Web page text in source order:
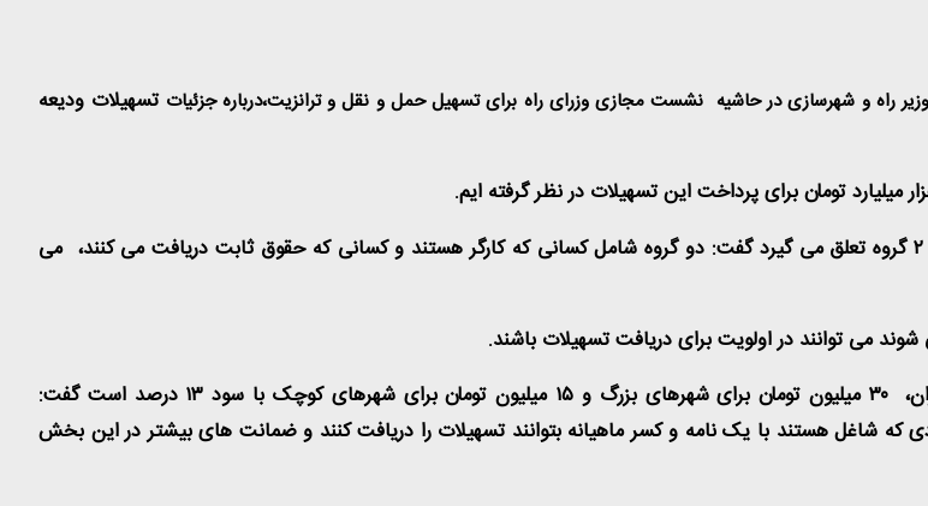
راه و شهرسازی در حاشیه نشست مجازی وزرای راه برا‌ی تسهیل حمل و نقل و ترانزیت،درباره جزئیاتتسهیلات ودیعه
اسلامی با بیان اینکه موضوع مهم در پرداخت این تسهیلات آن است که این وام به ۲ گروه تعلق می گیرد گفت: دو گروه شامل کسانی که کارگر هستند و کسانی که حقوق ثابت دریافت می کنند، می
می توانند در اولویت برای دریافت تسهیلات باشند.
وزیر راه وشهرسازی با تاکید بر اینکه مبلغ تصویب شده ۵۰ میلیون تومان برای تهران، ۳۰ میلیون تومان برای شهرهای بزرگ و ۱۵ میلیون تومان برای شهرهای کوچک با سود ۱۳ درصد است گفت:
که شاغل هستند با یک نامه و کسر ماهیانه بتوانند تسهیلات را دریافت کنند و ضمانت های بیشتر در این بخش